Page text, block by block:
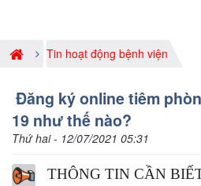
Tin hoạt động bệnh viện
Đăng ký online tiêm
19 như thế nào?
Thứ hai - 12/07/2021 05:31
THÔNG TIN CẦN